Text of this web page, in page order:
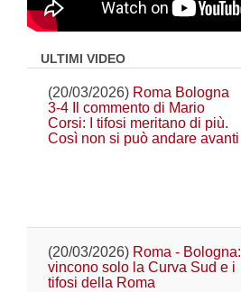
ULTIMI VIDEO
(20/03/2026) Roma Bologna
3-4 Il commento di Mario
Corsi: I tifosi meritano di più.
Così non si può andare avanti
(20/03/2026) Roma - Bologna:
vincono solo la Curva Sud e i
tifosi della Roma